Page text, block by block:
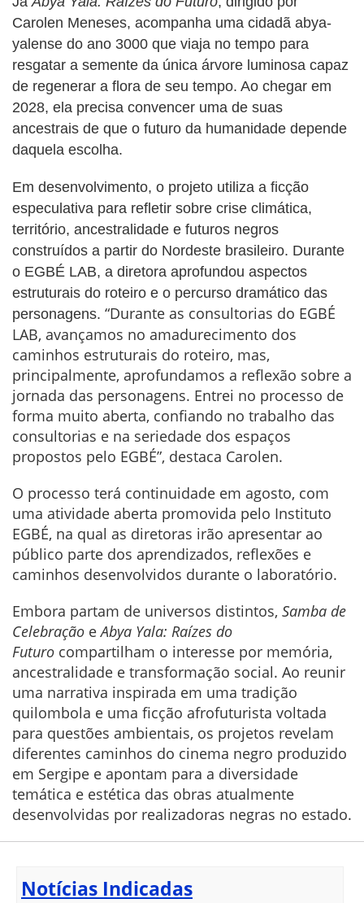
Carolen Meneses, acompanha uma cidadã abya-
yalense do ano 3000 que viaja no tempo para
resgatar a semente da única árvore luminosa capaz
de regenerar a flora de seu tempo. Ao chegar em
2028, ela precisa convencer uma de suas
ancestrais de que o futuro da humanidade depende
daquela escolha.
Em desenvolvimento, o projeto utiliza a ficção
especulativa para refletir sobre crise climática,
território, ancestralidade e futuros negros
construídos a partir do Nordeste brasileiro. Durante
o EGBÉ LAB, a diretora aprofundou aspectos
estruturais do roteiro e o percurso dramático das
personagens. “Durante as consultorias do EGBÉ
LAB, avançamos no amadurecimento dos
caminhos estruturais do roteiro, mas,
principalmente, aprofundamos a reflexão sobre a
jornada das personagens. Entrei no processo de
forma muito aberta, confiando no trabalho das
consultorias e na seriedade dos espaços
propostos pelo EGBÉ”, destaca Carolen.
O processo terá continuidade em agosto, com
uma atividade aberta promovida pelo Instituto
EGBÉ, na qual as diretoras irão apresentar ao
público parte dos aprendizados, reflexões e
caminhos desenvolvidos durante o laboratório.
Embora partam de universos distintos, Samba de
Celebração eAbya Yala: Raízes do
Futuro compartilham o interesse por memória,
ancestralidade e transformação social. Ao reunir
uma narrativa inspirada em uma tradição
quilombola e uma ficção afrofuturista voltada
para questões ambientais, os projetos revelam
diferentes caminhos do cinema negro produzido
em Sergipe e apontam para a diversidade
temática e estética das obras atualmente
desenvolvidas por realizadoras negras no estado.
Notícias Indicadas